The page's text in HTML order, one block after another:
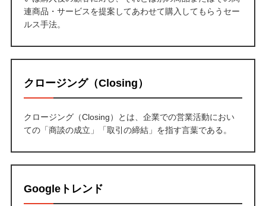
連商品・サービスを提案してあわせて購入してもらうセー
ルス手法。
クロージング（Closing）
クロージング（Closing）とは、企業での営業活動におい
ての「商談の成立」「取引の締結」を指す言葉である。
Googleトレンド